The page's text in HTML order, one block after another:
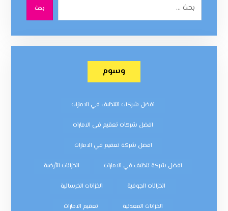
بحث
وسوم
افضل شركات التنظيف في الامارات
افضل شركات تعقيم في الامارات
افضل شركة تعقيم في الامارات
افضل شركة تنظيف في الامارات الخزانات الأرضية
الخزانات الجوفية الخزانات الخرسانية
الخزانات المعدنية تعقيم الامارات